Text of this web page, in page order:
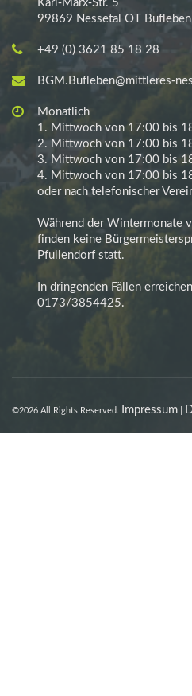
99869 Nessetal OT Bufleben
+49 (0) 3621 85 18 28
BGM.Bufleben@mittleres-
Monatlich
1. Mittwoch von 17:00 bis
2. Mittwoch von 17:00 bis
3. Mittwoch von 17:00 bis
4. Mittwoch von 17:00 bis
oder nach telefonischer
Während der Wintermonate
finden keine
Pfullendorf statt.
In dringenden Fällen
0173/3854425.
©2026 All Rights Reserved. Impressum |